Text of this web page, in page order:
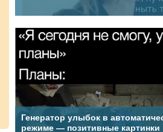
Генератор улыбок в
режиме — позитивные картинки